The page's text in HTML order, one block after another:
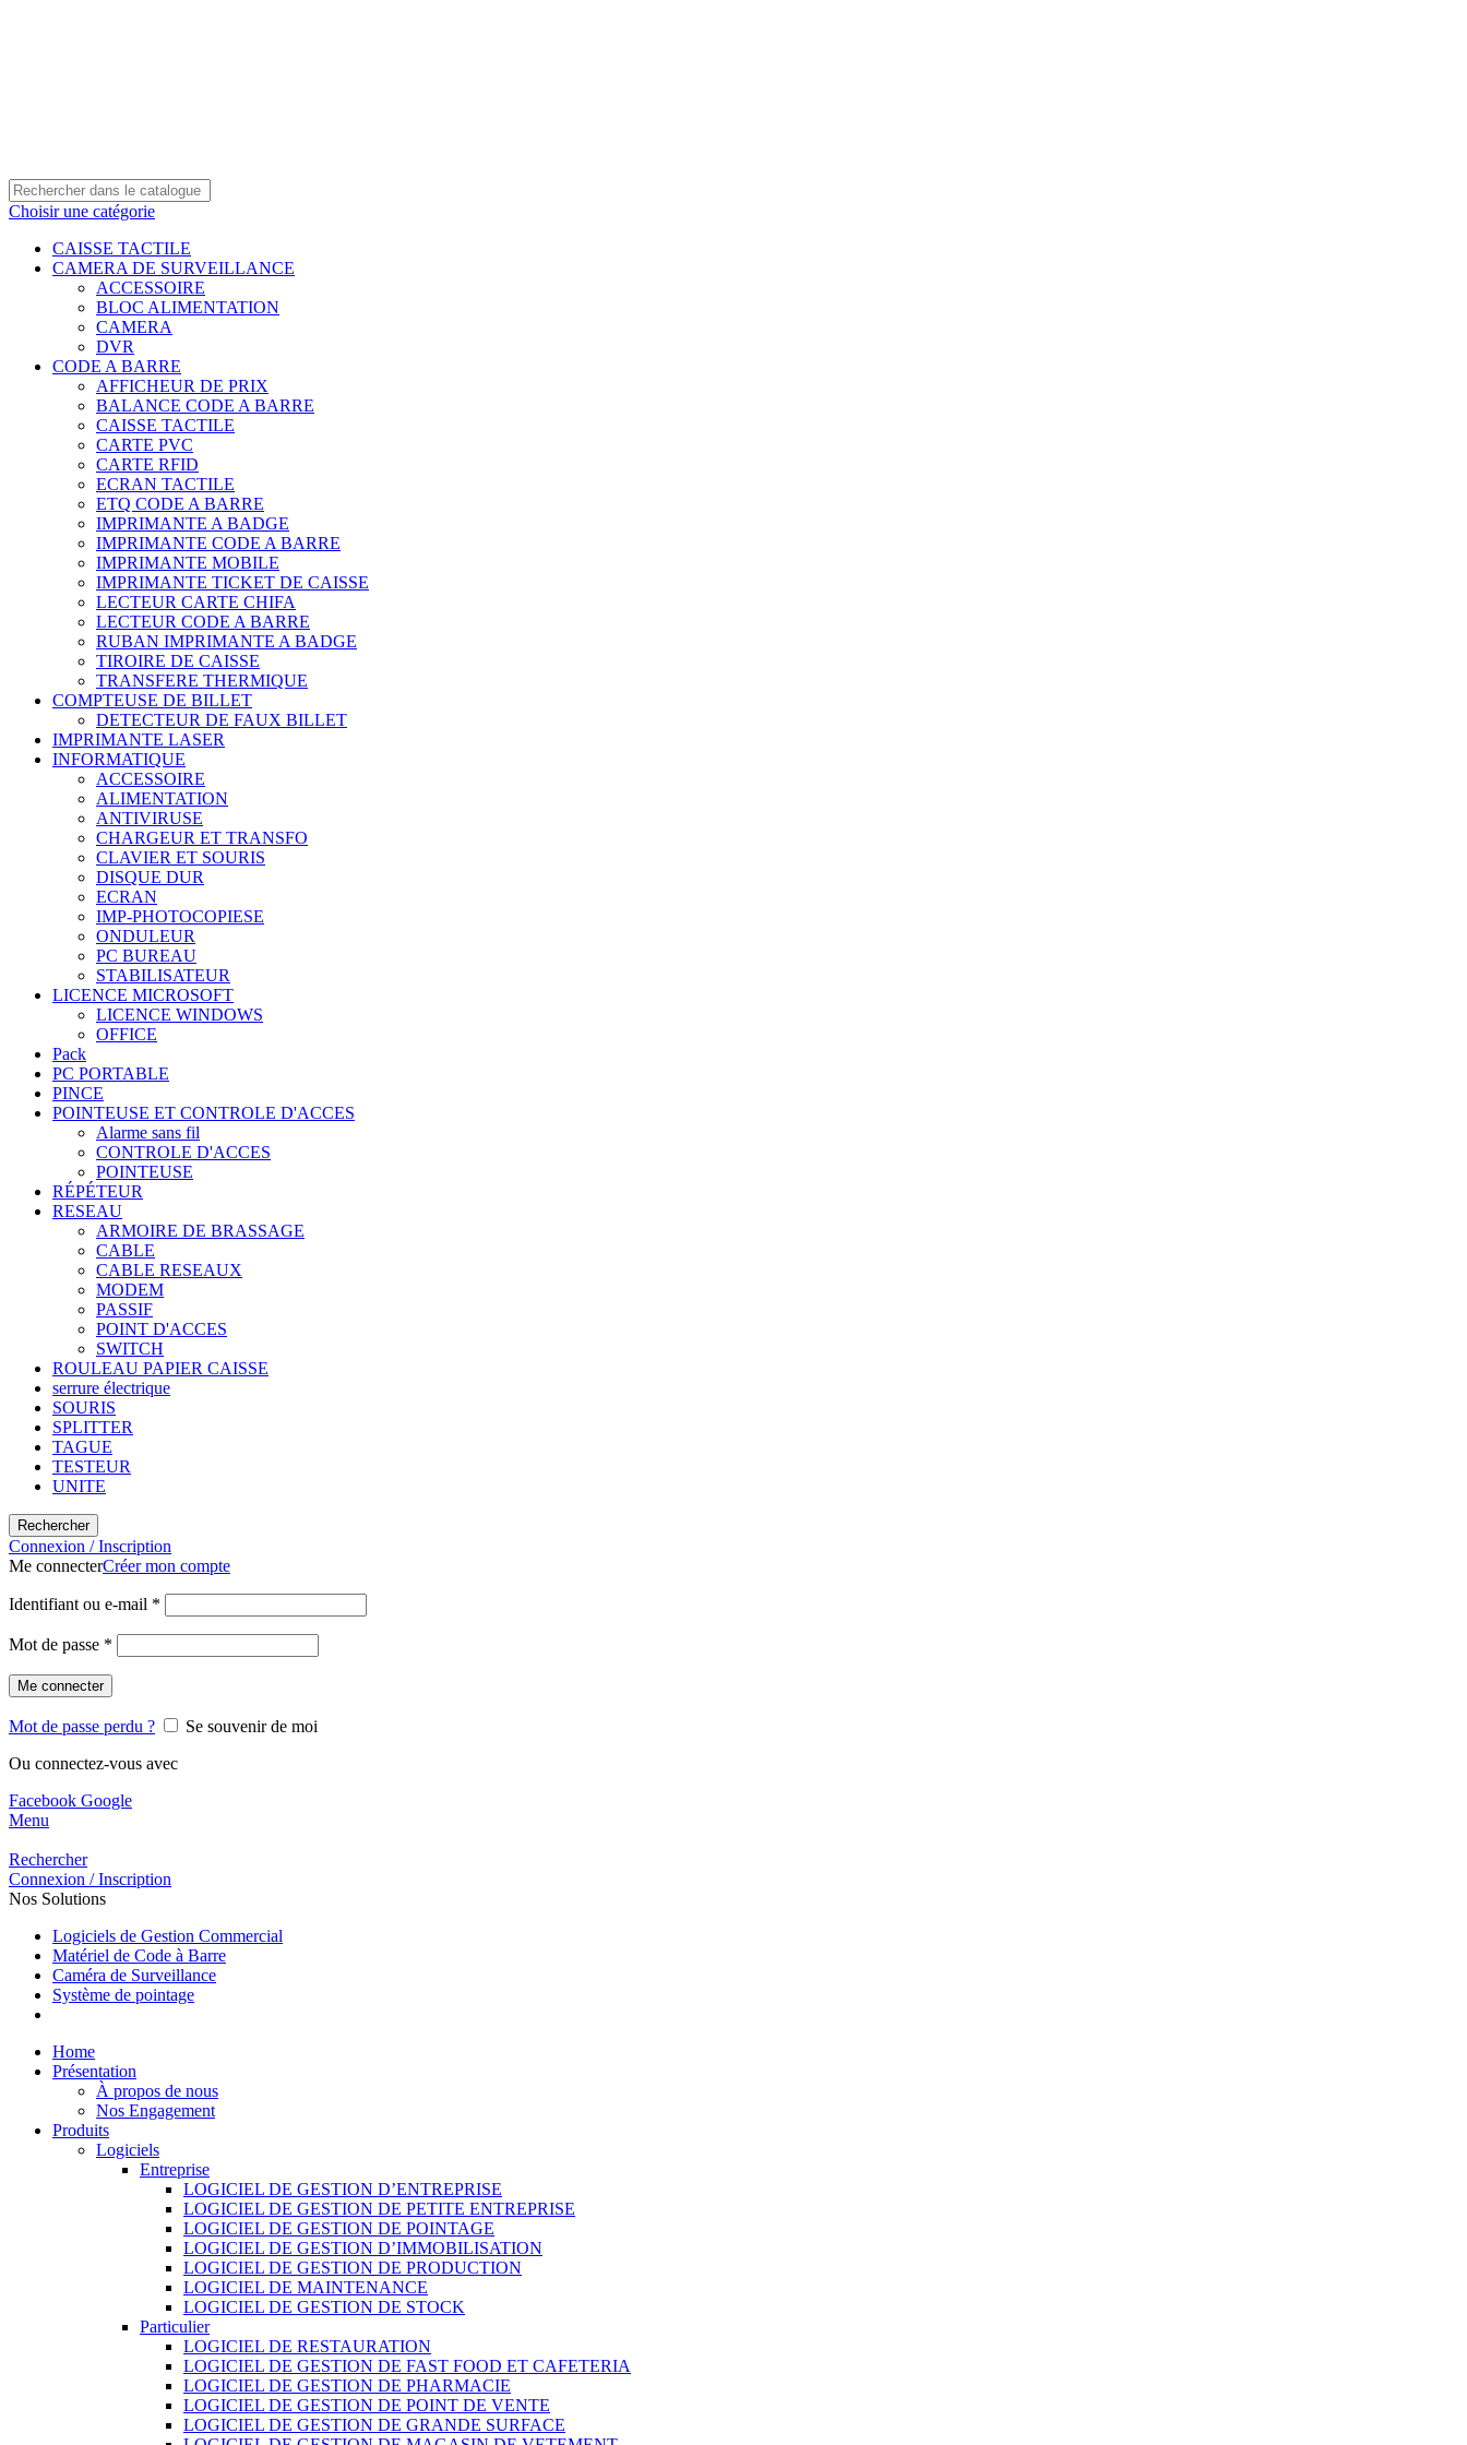
Choisir une catégorie
CAISSE TACTILE
CAMERA DE SURVEILLANCE
ACCESSOIRE
BLOC ALIMENTATION
CAMERA
DVR
CODE A BARRE
AFFICHEUR DE PRIX
BALANCE CODE A BARRE
CAISSE TACTILE
CARTE PVC
CARTE RFID
ECRAN TACTILE
ETQ CODE A BARRE
IMPRIMANTE A BADGE
IMPRIMANTE CODE A BARRE
IMPRIMANTE MOBILE
IMPRIMANTE TICKET DE CAISSE
LECTEUR CARTE CHIFA
LECTEUR CODE A BARRE
RUBAN IMPRIMANTE A BADGE
TIROIRE DE CAISSE
TRANSFERE THERMIQUE
COMPTEUSE DE BILLET
DETECTEUR DE FAUX BILLET
IMPRIMANTE LASER
INFORMATIQUE
ACCESSOIRE
ALIMENTATION
ANTIVIRUSE
CHARGEUR ET TRANSFO
CLAVIER ET SOURIS
DISQUE DUR
ECRAN
IMP-PHOTOCOPIESE
ONDULEUR
PC BUREAU
STABILISATEUR
LICENCE MICROSOFT
LICENCE WINDOWS
OFFICE
Pack
PC PORTABLE
PINCE
POINTEUSE ET CONTROLE D'ACCES
Alarme sans fil
CONTROLE D'ACCES
POINTEUSE
RÉPÉTEUR
RESEAU
ARMOIRE DE BRASSAGE
CABLE
CABLE RESEAUX
MODEM
PASSIF
POINT D'ACCES
SWITCH
ROULEAU PAPIER CAISSE
serrure électrique
SOURIS
SPLITTER
TAGUE
TESTEUR
UNITE
Rechercher
Connexion / Inscription
Me connecterCréer mon compte
Identifiant ou e-mail *
Mot de passe *
Me connecter
Mot de passe perdu ?
Se souvenir de moi
Ou connectez-vous avec
Facebook Google
Menu
Rechercher
Connexion / Inscription
Nos Solutions
Logiciels de Gestion Commercial
Matériel de Code à Barre
Caméra de Surveillance
Système de pointage
Home
Présentation
À propos de nous
Nos Engagement
Produits
Logiciels
Entreprise
LOGICIEL DE GESTION D’ENTREPRISE
LOGICIEL DE GESTION DE PETITE ENTREPRISE
LOGICIEL DE GESTION DE POINTAGE
LOGICIEL DE GESTION D’IMMOBILISATION
LOGICIEL DE GESTION DE PRODUCTION
LOGICIEL DE MAINTENANCE
LOGICIEL DE GESTION DE STOCK
Particulier
LOGICIEL DE RESTAURATION
LOGICIEL DE GESTION DE FAST FOOD ET CAFETERIA
LOGICIEL DE GESTION DE PHARMACIE
LOGICIEL DE GESTION DE POINT DE VENTE
LOGICIEL DE GESTION DE GRANDE SURFACE